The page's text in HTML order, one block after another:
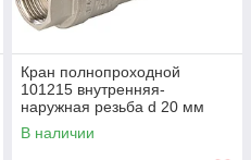
Кран полнопроходной
101215 внутренняя-
наружная резьба d 20 мм
В наличии